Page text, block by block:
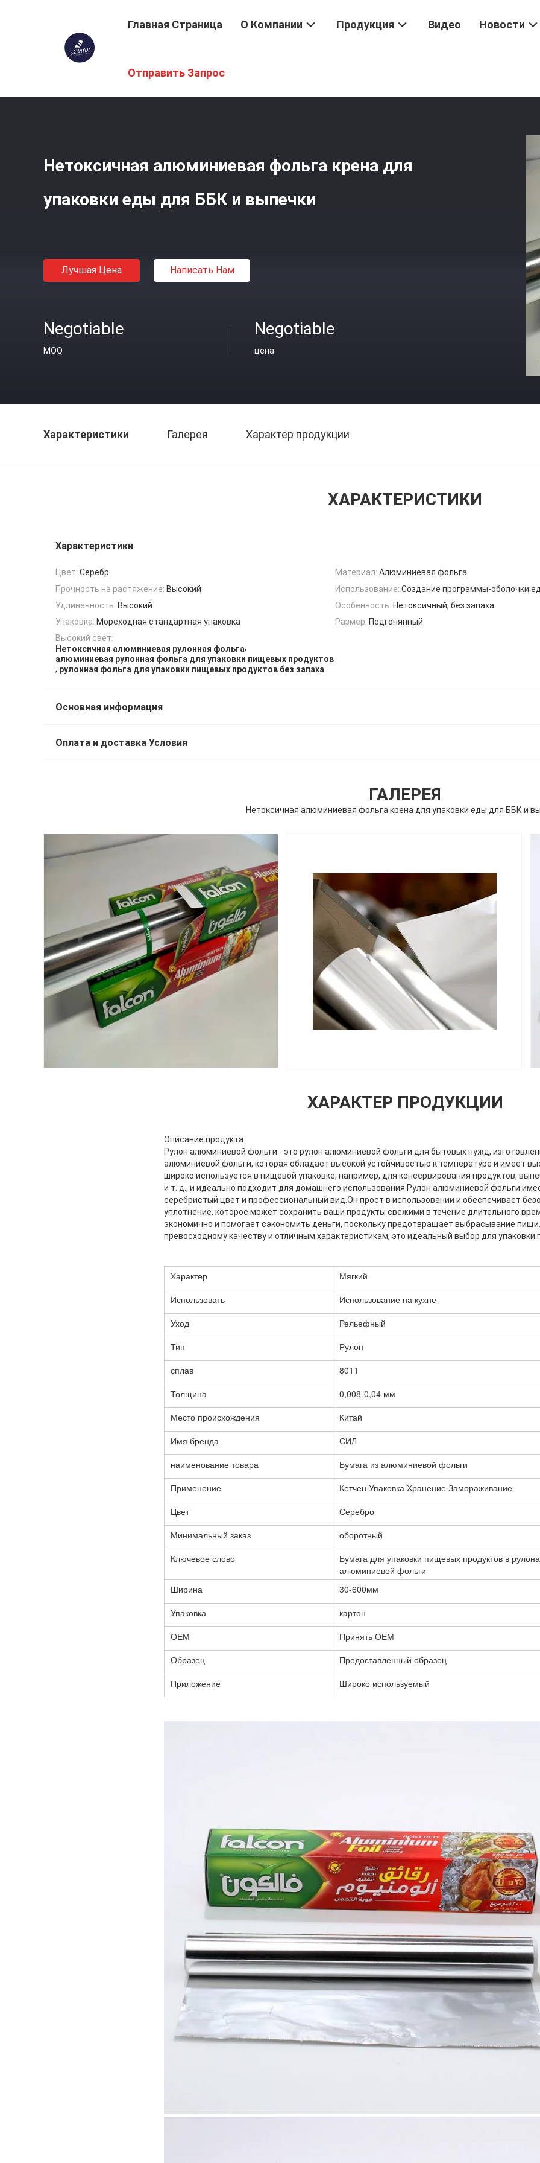
Главная Страница О Компании Продукция Видео Новости
Отправить Запрос
Главная Страница
Нетоксичная алюминиевая фольга крена для
упаковки еды для ББК и выпечки
Лучшая Цена Написать Нам
Negotiable
MOQ
Negotiable
цена
Характеристики Галерея Характер продукции
ХАРАКТЕРИСТИКИ
Характеристики
Цвет: Серебр Материал: Алюминиевая фольга
Прочность на растяжение: Высокий Использование: Создание программы-оболочки
Удлиненность: Высокий Особенность: Нетоксичный, без запаха
Упаковка: Мореходная стандартная упаковка Размер: Подгонянный
Высокий свет:
Нетоксичная алюминиевая рулонная фольга,
алюминиевая рулонная фольга для упаковки пищевых продуктов
, рулонная фольга для упаковки пищевых продуктов без запаха
Основная информация
Оплата и доставка Условия
ГАЛЕРЕЯ
Нетоксичная алюминиевая фольга крена для упаковки еды для ББК и
ХАРАКТЕР ПРОДУКЦИИ
Описание продукта:
Рулон алюминиевой фольги - это рулон алюминиевой фольги для бытовых нужд,
алюминиевой фольги, которая обладает высокой устойчивостью к температуре и имеет
широко используется в пищевой упаковке, например, для консервирования продуктов,
и т. д., и идеально подходит для домашнего использования.Рулон алюминиевой фольги
серебристый цвет и профессиональный вид.Он прост в использовании и обеспечивает
уплотнение, которое может сохранить ваши продукты свежими в течение длительного
экономично и помогает сэкономить деньги, поскольку предотвращает выбрасывание
превосходному качеству и отличным характеристикам, это идеальный выбор для упаковки
Характер
Мягкий
Использовать
Использование на кухне
Уход
Рельефный
Тип
Рулон
сплав
8011
Толщина
0,008-0,04 мм
Место происхождения
Китай
Имя бренда
СИЛ
наименование товара
Бумага из алюминиевой фольги
Применение
Кетчен Упаковка Хранение Замораживание
Цвет
Серебро
Минимальный заказ
оборотный
Ключевое слово
Бумага для упаковки пищевых продуктов в
алюминиевой фольги
Ширина
30-600мм
Упаковка
картон
ОЕМ
Принять ОЕМ
Образец
Предоставленный образец
Приложение
Широко используемый